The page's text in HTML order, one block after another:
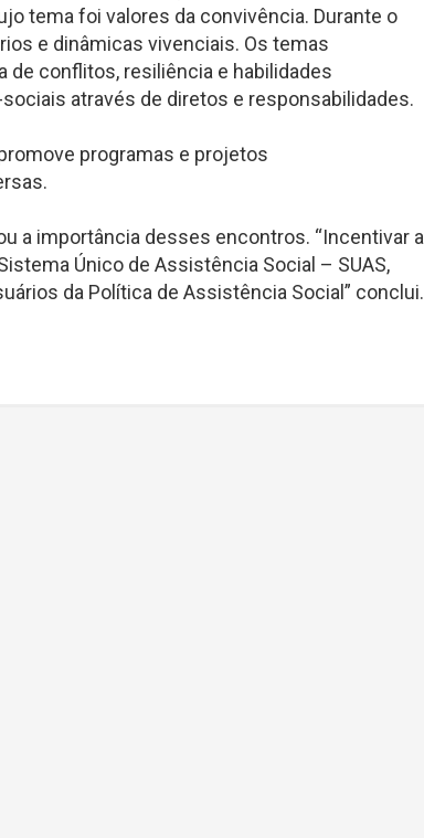
tema foi valores da convivência. Durante o
e dinâmicas vivenciais. Os temas
de conflitos, resiliência e habilidades
através de diretos e responsabilidades.
programas e projetos
a importância desses encontros. “Incentivar a
Único de Assistência Social – SUAS,
da Política de Assistência Social” conclui.